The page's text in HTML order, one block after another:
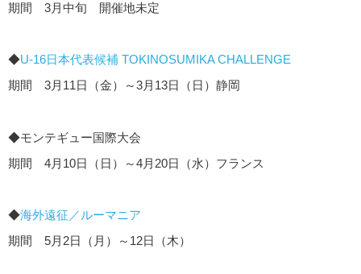
期間 3月中旬 開催地未定
◆U-16日本代表候補 TOKINOSUMIKA CHALLENGE
期間 3月11日（金）～3月13日（日）静岡
◆モンテギュー国際大会
期間 4月10日（日）～4月20日（水）フランス
◆海外遠征／ルーマニア
期間 5月2日（月）～12日（木）